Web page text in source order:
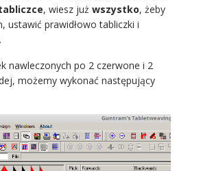
, wiesz już wszystko, żeby
ustawić prawidłowo tabliczki i
nawleczonych po 2 czerwone i 2
możemy wykonać następujący